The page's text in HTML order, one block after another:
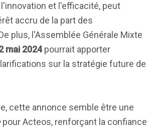
et l'efficacité, peut
accru de la part des
plus, l'Assemblée Générale Mixte
mai 2024pourrait apporter
sur la stratégie future de
cette annonce semble être une
pour Acteos, renforçant la confiance